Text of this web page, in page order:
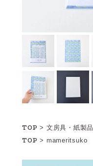
TOP > 文房具・紙製品
TOP > mameritsuko